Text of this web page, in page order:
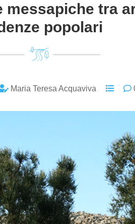
messapiche tra
popolari
Maria Teresa Acquaviva